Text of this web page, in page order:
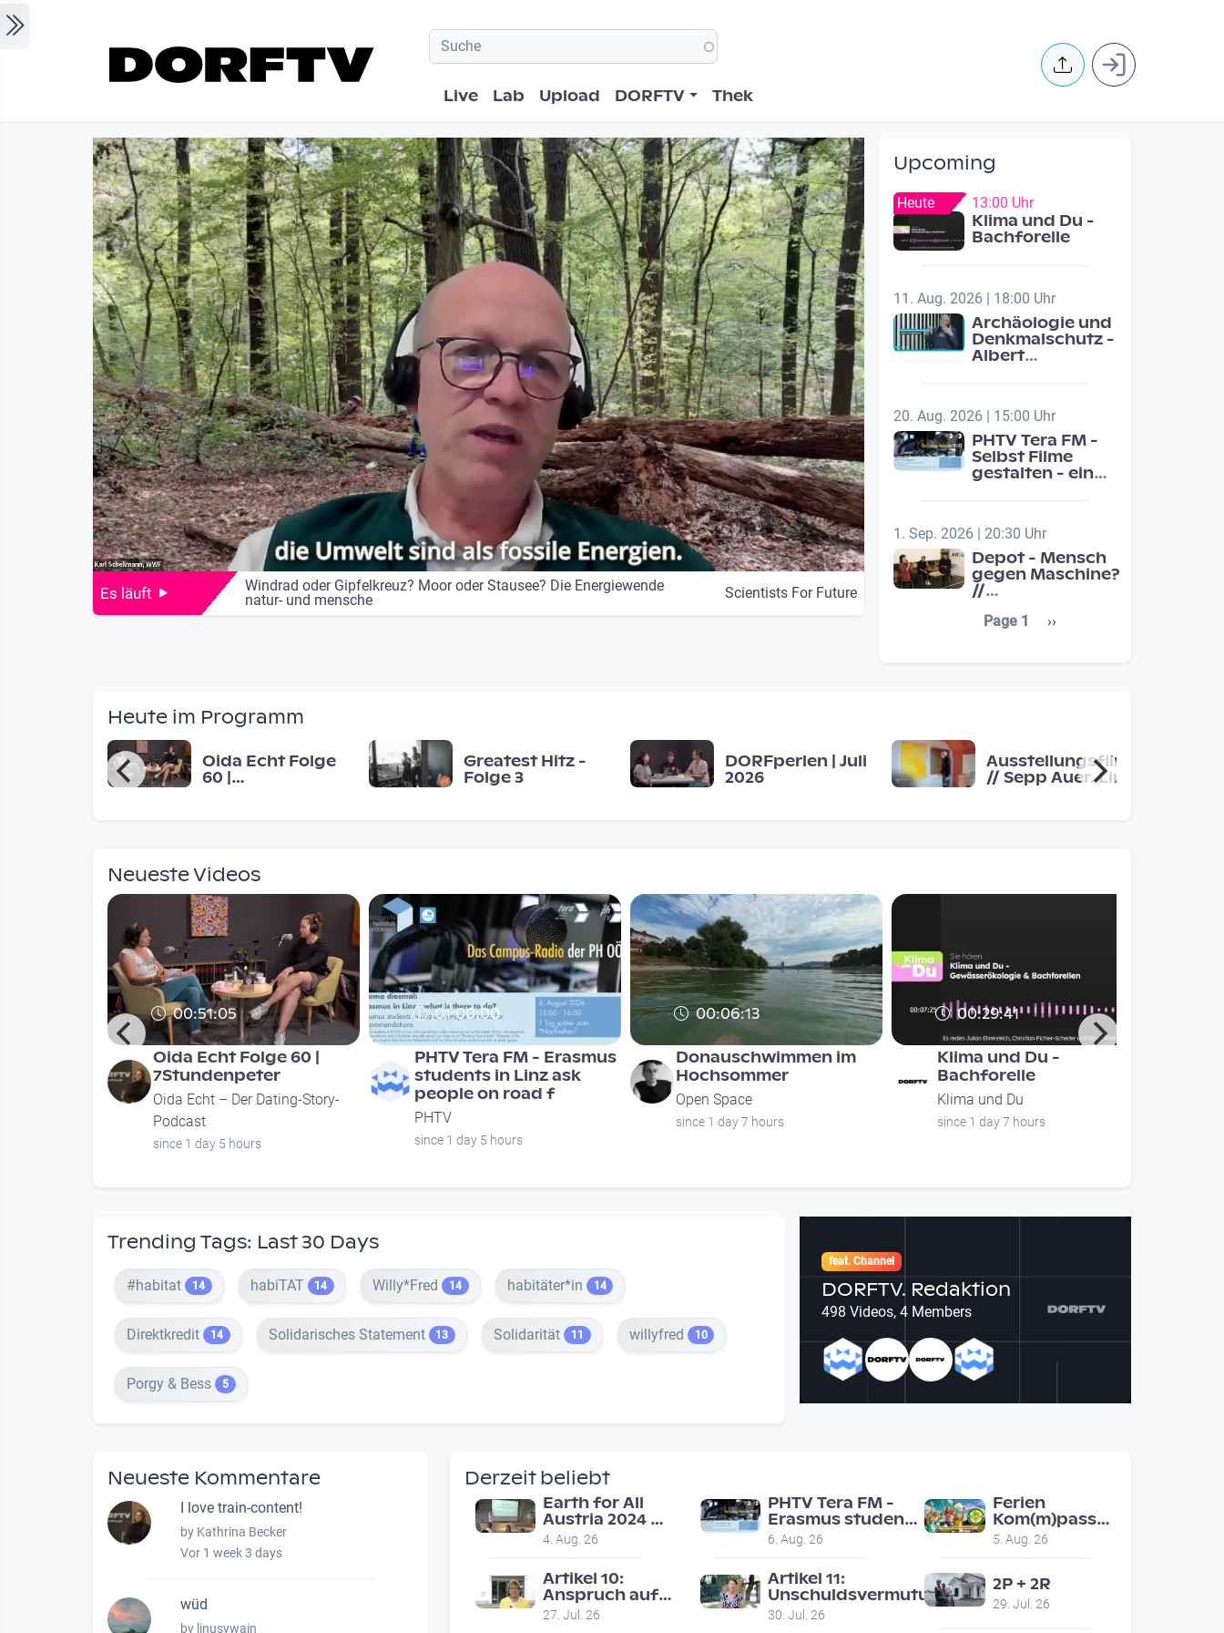
Hauptnavigation
Live Lab Upload DORFTV Thek
User
Es läuft
Windrad oder Gipfelkreuz? Moor oder Stausee? Die Energiewende
natur- und mensche
Scientists For Future
Upcoming
Heute 13:00 Uhr
Klima und Du -
Bachforelle
11. Aug. 2026 | 18:00 Uhr
Archäologie und
Denkmalschutz -
Albert
20. Aug. 2026 | 15:00 Uhr
PHTV Tera FM -
Selbst Filme
gestalten - ein
Schulentwicklung
1. Sep. 2026 | 20:30 Uhr
Depot - Mensch
gegen Maschine?
//
Übergänge /
Seitennummerierung
Page 1 Next page
››
Heute im Programm
Oida Echt Folge
60 |
Greatest Hitz -
Folge 3
DORFperlen | Juli
2026
Ausstellungsfilm
// Sepp Auer. Linie
Neueste Videos
00:51:05
Oida Echt Folge 60 |
7Stundenpeter
Oida Echt – Der Dating-Story-
Podcast
since 1 day 5 hours
01:00:00
PHTV Tera FM - Erasmus
students in Linz ask
people on road f
PHTV
since 1 day 5 hours
00:06:13
Donauschwimmen im
Hochsommer
Open Space
since 1 day 7 hours
00:29:41
Klima und Du -
Bachforelle
Klima und Du
since 1 day 7 hours
Trending Tags: Last 30 Days
#habitat 14 habiTAT 14 Willy*Fred 14 habitäter*in 14
Direktkredit 14 Solidarisches Statement 13 Solidarität 11 willyfred 10
Porgy & Bess 5
feat. Channel
DORFTV. Redaktion
498 Videos, 4 Members
Neueste Kommentare
I love train-content!
by Kathrina Becker
Vor 1 week 3 days
wüd
by linusywain
Derzeit beliebt
Earth for All
Austria 2024 |
Veranstaltung
am 8.7.2024
4. Aug. 26
PHTV Tera FM -
Erasmus students
in Linz ask people
on road for
recommendations
6. Aug. 26
Ferien
Kom(m)pass
Engerwitzdorf
Bunte
5. Aug. 26
Artikel 10:
Anspruch auf
faires
27. Jul. 26
Artikel 11:
Unschuldsvermutung
30. Jul. 26
2P + 2R
29. Jul. 26